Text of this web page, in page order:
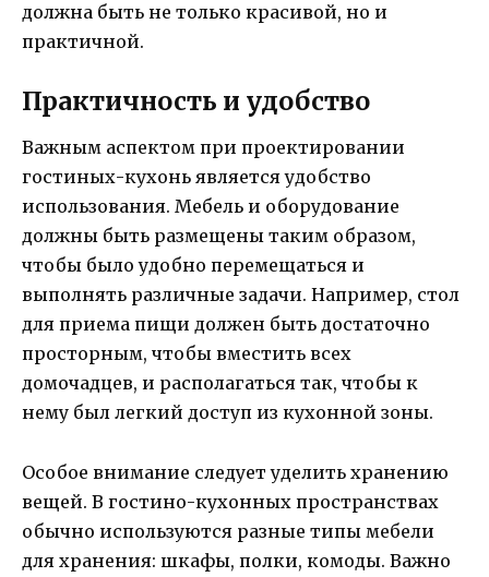
должна быть не только красивой, но и
практичной.
Практичность и удобство
Важным аспектом при проектировании
гостиных-кухонь является удобство
использования. Мебель и оборудование
должны быть размещены таким образом,
чтобы было удобно перемещаться и
выполнять различные задачи. Например, стол
для приема пищи должен быть достаточно
просторным, чтобы вместить всех
домочадцев, и располагаться так, чтобы к
нему был легкий доступ из кухонной зоны.
Особое внимание следует уделить хранению
вещей. В гостино-кухонных пространствах
обычно используются разные типы мебели
для хранения: шкафы, полки, комоды. Важно